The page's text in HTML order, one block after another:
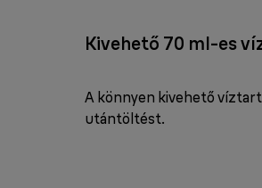
Kivehető 70 ml-es
A könnyen kivehető
utántöltést.